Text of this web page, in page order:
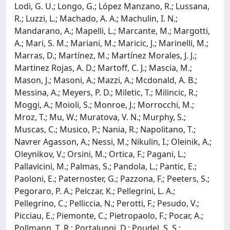
Lodi, G. U.; Longo, G.; López Manzano, R.; Lussana,
R.; Luzzi, L.; Machado, A. A.; Machulin, I. N.;
Mandarano, A.; Mapelli, L.; Marcante, M.; Margotti,
A.; Mari, S. M.; Mariani, M.; Maricic, J.; Marinelli, M.;
Marras, D.; Martínez, M.; Martínez Morales, J. J.;
Martinez Rojas, A. D.; Martoff, C. J.; Mascia, M.;
Mason, J.; Masoni, A.; Mazzi, A.; Mcdonald, A. B.;
Messina, A.; Meyers, P. D.; Miletic, T.; Milincic, R.;
Moggi, A.; Moioli, S.; Monroe, J.; Morrocchi, M.;
Mroz, T.; Mu, W.; Muratova, V. N.; Murphy, S.;
Muscas, C.; Musico, P.; Nania, R.; Napolitano, T.;
Navrer Agasson, A.; Nessi, M.; Nikulin, I.; Oleinik, A.;
Oleynikov, V.; Orsini, M.; Ortica, F.; Pagani, L.;
Pallavicini, M.; Palmas, S.; Pandola, L.; Pantic, E.;
Paoloni, E.; Paternoster, G.; Pazzona, F.; Peeters, S.;
Pegoraro, P. A.; Pelczar, K.; Pellegrini, L. A.;
Pellegrino, C.; Pelliccia, N.; Perotti, F.; Pesudo, V.;
Picciau, E.; Piemonte, C.; Pietropaolo, F.; Pocar, A.;